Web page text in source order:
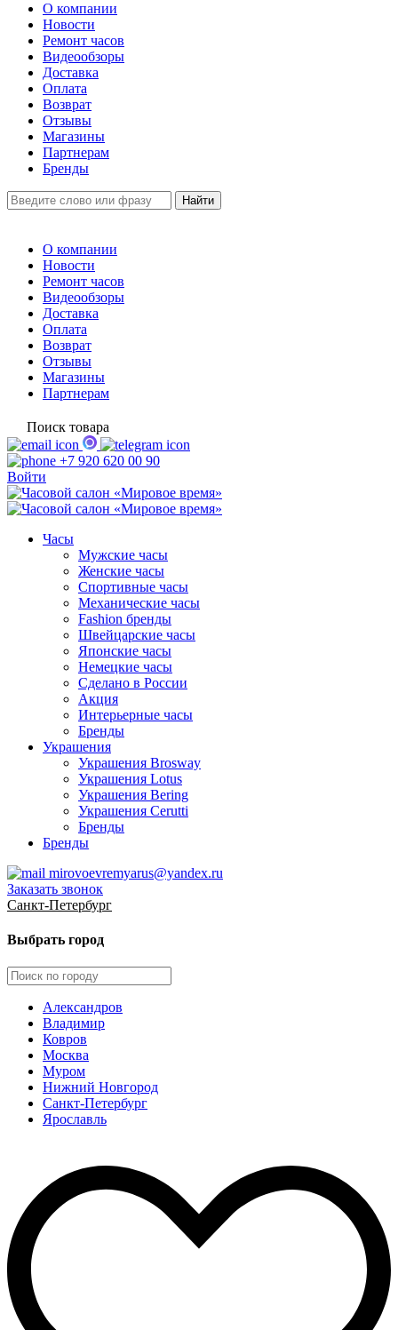
О компании
Новости
Ремонт часов
Видеообзоры
Доставка
Оплата
Возврат
Отзывы
Магазины
Партнерам
Бренды
О компании
Новости
Ремонт часов
Видеообзоры
Доставка
Оплата
Возврат
Отзывы
Магазины
Партнерам
Поиск товара
+7 920 620 00 90
Войти
Часы
Мужские часы
Женские часы
Спортивные часы
Механические часы
Fashion бренды
Швейцарские часы
Японские часы
Немецкие часы
Сделано в России
Акция
Интерьерные часы
Бренды
Украшения
Украшения Brosway
Украшения Lotus
Украшения Bering
Украшения Cerutti
Бренды
Бренды
mirovoevremyarus@yandex.ru
Заказать звонок
Санкт-Петербург
Выбрать город
Александров
Владимир
Ковров
Москва
Муром
Нижний Новгород
Санкт-Петербург
Ярославль